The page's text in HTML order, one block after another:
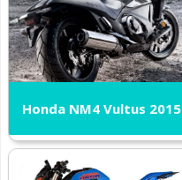
Honda NM4 Vultus 2015